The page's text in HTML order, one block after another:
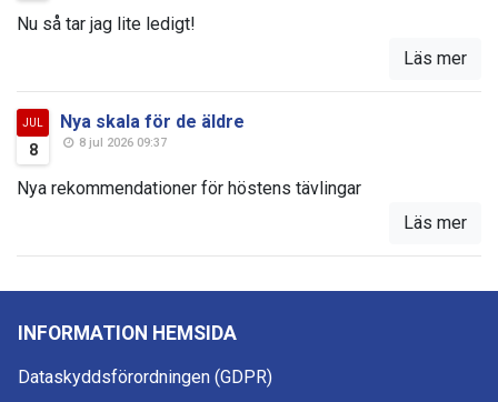
Nu så tar jag lite ledigt!
Läs mer
JUL
8
Nya skala för de äldre
8 jul 2026 09:37
Nya rekommendationer för höstens tävlingar
Läs mer
INFORMATION HEMSIDA
Dataskyddsförordningen (GDPR)